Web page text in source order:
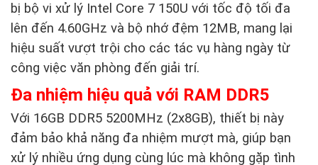
bị bộ vi xử lý Intel Core 7 150U với tốc độ tối đa
lên đến 4.60GHz và bộ nhớ đệm 12MB, mang lại
hiệu suất vượt trội cho các tác vụ hàng ngày từ
công việc văn phòng đến giải trí.
Đa nhiệm hiệu quả với RAM DDR5
Với 16GB DDR5 5200MHz (2x8GB), thiết bị này
đảm bảo khả năng đa nhiệm mượt mà, giúp bạn
xử lý nhiều ứng dụng cùng lúc mà không gặp tình